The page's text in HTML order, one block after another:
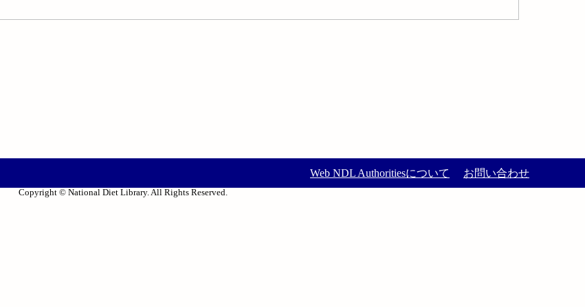
Web NDL Authoritiesについて お問い合わせ
Copyright © National Diet Library. All Rights Reserved.